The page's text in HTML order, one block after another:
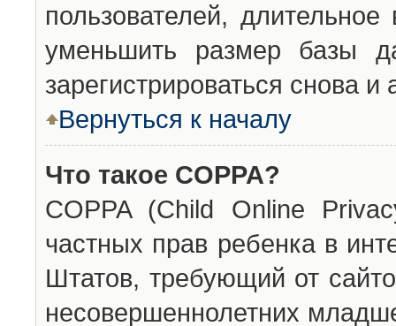
пользователей,
уменьшить размер базы
зарегистрироваться снова и
Вернуться к началу
Что такое COPPA?
COPPA (Child Online
частных прав ребенка в
Штатов, требующий от
несовершеннолетних